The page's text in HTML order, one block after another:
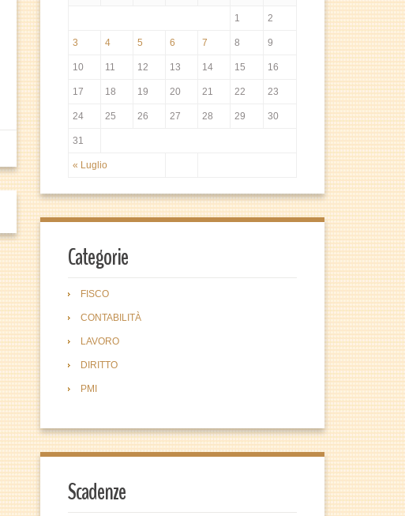
« Luglio
1 2
3 4 5 6 7 8 9
10 11 12 13 14 15 16
17 18 19 20 21 22 23
24 25 26 27 28 29 30
31
Categorie
FISCO
CONTABILITÀ
LAVORO
DIRITTO
PMI
Scadenze